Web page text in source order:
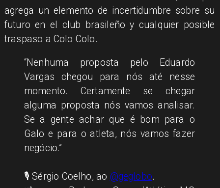
agrega un elemento de incertidumbre sobre su
futuro en el club brasileño y cualquier posible
traspaso a Colo Colo.
“Nenhuma proposta pelo Eduardo
Vargas chegou para nós até nesse
momento. Certamente se chegar
alguma proposta nós vamos analisar.
Se a gente achar que é bom para o
Galo e para o atleta, nós vamos fazer
negócio.”
🎙️ Sérgio Coelho, ao @geglobo.